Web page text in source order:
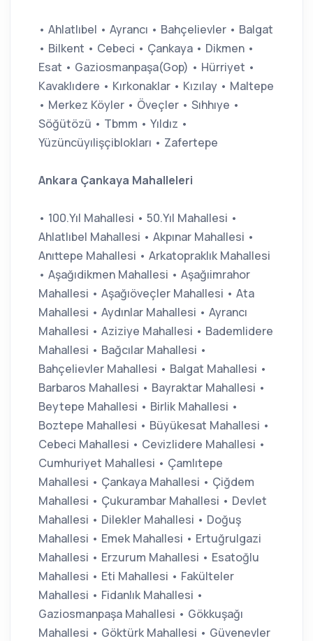
• Ahlatlıbel • Ayrancı • Bahçelievler • Balgat
• Bilkent • Cebeci • Çankaya • Dikmen •
Esat • Gaziosmanpaşa(Gop) • Hürriyet •
Kavaklıdere • Kırkonaklar • Kızılay • Maltepe
• Merkez Köyler • Öveçler • Sıhhıye •
Söğütözü • Tbmm • Yıldız •
Yüzüncüyılişçiblokları • Zafertepe
Ankara Çankaya Mahalleleri
• 100.Yıl Mahallesi • 50.Yıl Mahallesi •
Ahlatlıbel Mahallesi • Akpınar Mahallesi •
Anıttepe Mahallesi • Arkatopraklık Mahallesi
• Aşağıdikmen Mahallesi • Aşağıimrahor
Mahallesi • Aşağıöveçler Mahallesi • Ata
Mahallesi • Aydınlar Mahallesi • Ayrancı
Mahallesi • Aziziye Mahallesi • Bademlidere
Mahallesi • Bağcılar Mahallesi •
Bahçelievler Mahallesi • Balgat Mahallesi •
Barbaros Mahallesi • Bayraktar Mahallesi •
Beytepe Mahallesi • Birlik Mahallesi •
Boztepe Mahallesi • Büyükesat Mahallesi •
Cebeci Mahallesi • Cevizlidere Mahallesi •
Cumhuriyet Mahallesi • Çamlıtepe
Mahallesi • Çankaya Mahallesi • Çiğdem
Mahallesi • Çukurambar Mahallesi • Devlet
Mahallesi • Dilekler Mahallesi • Doğuş
Mahallesi • Emek Mahallesi • Ertuğrulgazi
Mahallesi • Erzurum Mahallesi • Esatoğlu
Mahallesi • Eti Mahallesi • Fakülteler
Mahallesi • Fidanlık Mahallesi •
Gaziosmanpaşa Mahallesi • Gökkuşağı
Mahallesi • Göktürk Mahallesi • Güvenevler